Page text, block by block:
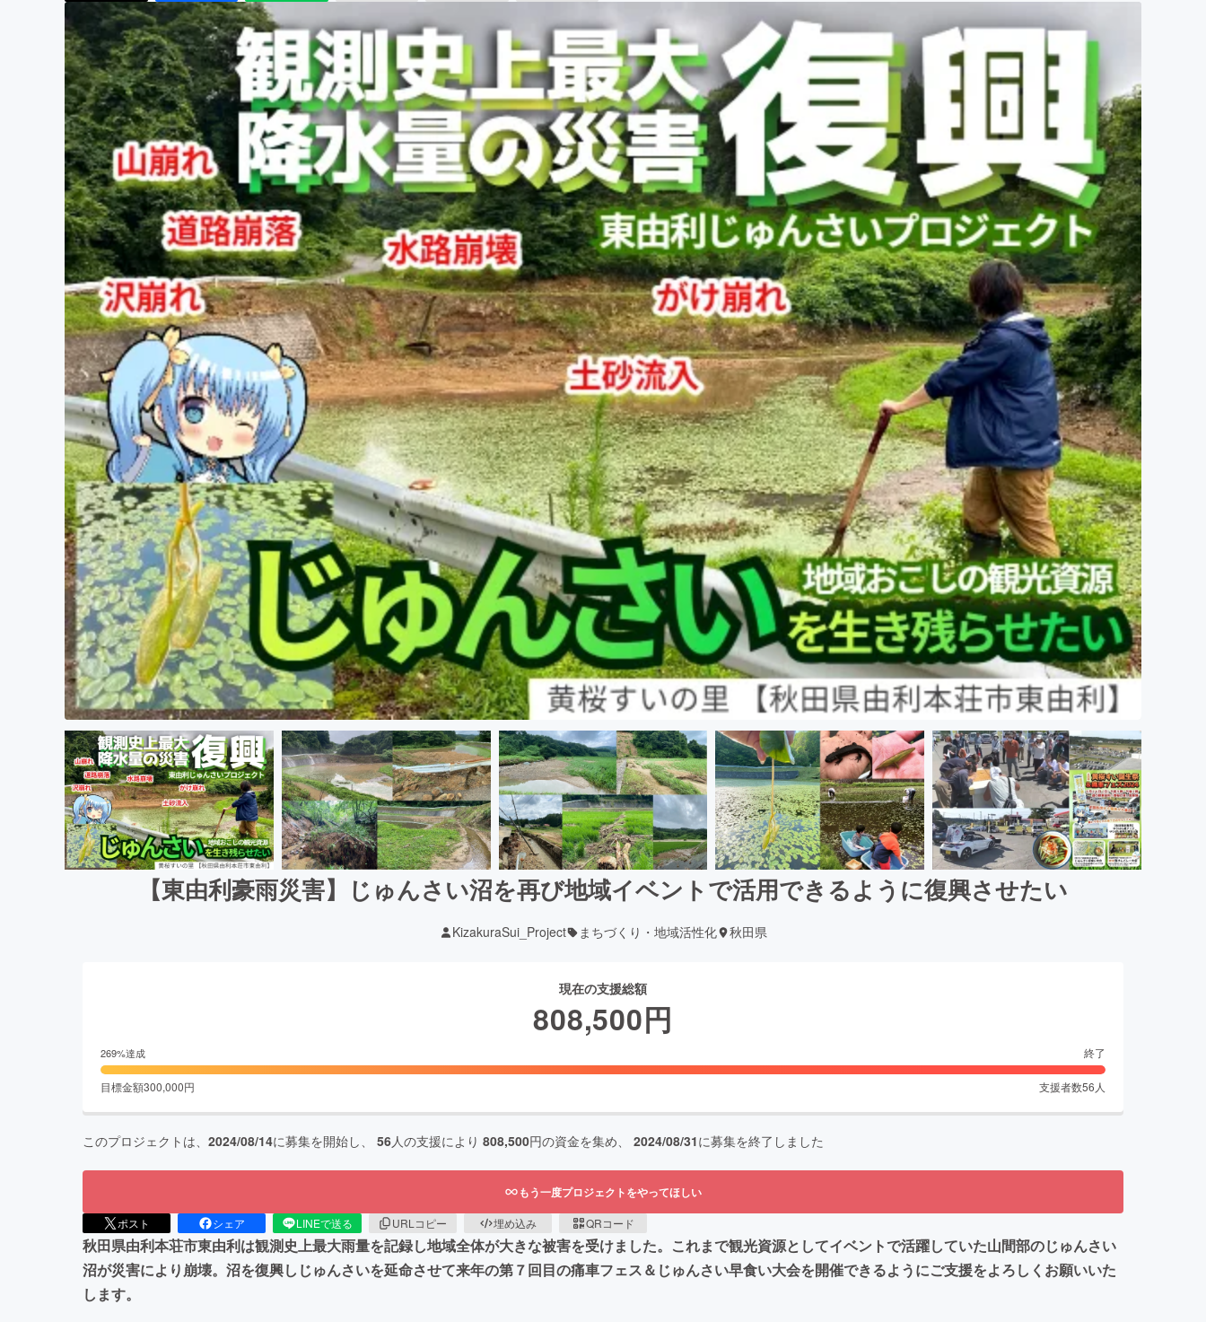
【東由利豪雨災害】じゅんさい沼を再び地域イベントで活用できるように復興させたい
KizakuraSui_Project まちづくり・地域活性化 秋田県
現在の支援総額
808,500円
269%達成 終了
目標金額300,000円 支援者数56 人
このプロジェクトは、 2024/08/14に募集を開始し、 56人の支援により 808,500円の資金を集め、 2024/08/31に募集を終了しました
もう一度プロジェクトをやってほしい
ポスト シェア LINEで送る URLコピー 埋め込み QRコード
秋田県由利本荘市東由利は観測史上最大雨量を記録し地域全体が大きな被害を受けました。これまで観光資源としてイベントで活躍していた山間部のじゅんさい
沼が災害により崩壊。沼を復興しじゅんさいを延命させて来年の第７回目の痛車フェス＆じゅんさい早食い大会を開催できるようにご支援をよろしくお願いいた
します。